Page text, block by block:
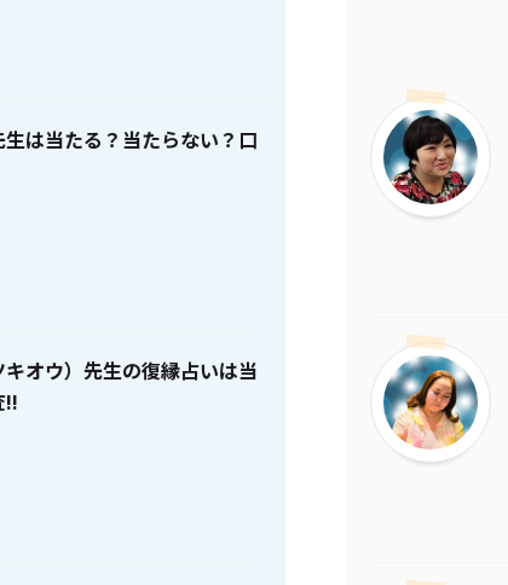
生は当たる？当たらない？口
キオウ）先生の復縁占いは当
!!